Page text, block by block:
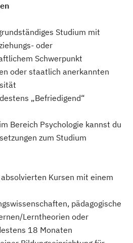
Studium mit
oder
Schwerpunkt
oder staatlich anerkannten
„Befriedigend“
Bereich Psychologie kannst du
zum Studium
Kursen mit einem
pädagogische
Lerntheorien oder
18 Monaten